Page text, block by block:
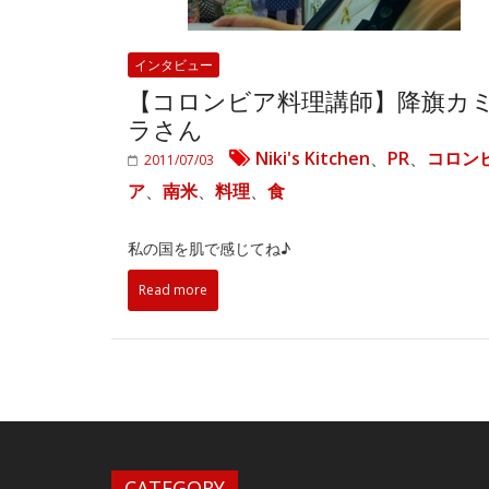
インタビュー
【コロンビア料理講師】降旗カミ
ラさん
2011/07/03 Niki's Kitchen、 PR、 コロン
ア、 南米、 料理、 食
私の国を肌で感じてね♪
Read more